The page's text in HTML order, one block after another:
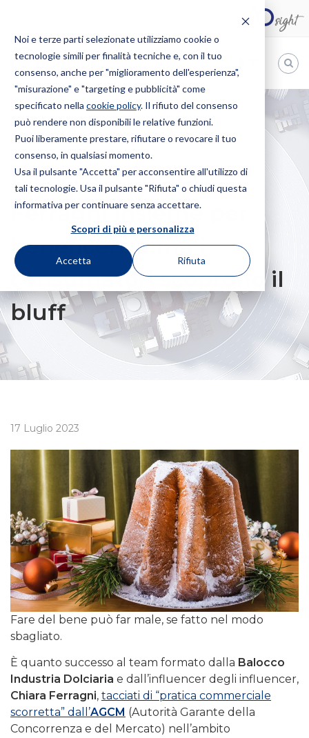
Noi e terze parti selezionate utilizziamo cookie o
tecnologie simili per finalità tecniche e, con il tuo
consenso, anche per "miglioramento dell'esperienza",
"misurazione" e "targeting e pubblicità" come
specificato nella cookie policy. Il rifiuto del consenso
può rendere non disponibili le relative funzioni.
Puoi liberamente prestare, rifiutare o revocare il tuo
consenso, in qualsiasi momento.
Usa il pulsante "Accetta" per acconsentire all'utilizzo di
tali tecnologie. Usa il pulsante "Rifiuta" o chiudi questa
informativa per continuare senza accettare.
Scopri di più e personalizza
Accetta Rifiuta
Bugnion
The
way
HOME NEWS
BALOCCO E CHIARA FERRAGNI INSIEME PER
BENEFICENZA MA I CONSUMATORI SCOPRONO IL BLUFF
Balocco e Chiara
Ferragni insieme per
beneficenza ma i
consumatori scoprono il
bluff
17 Luglio 2023
Fare del bene può far male, se fatto nel modo
sbagliato.
È quanto successo al team formato dalla Balocco
Industria Dolciaria e dall’influencer degli influencer,
Chiara Ferragni, tacciati di “pratica commerciale
scorretta” dall’AGCM (Autorità Garante della
Concorrenza e del Mercato) nell’ambito